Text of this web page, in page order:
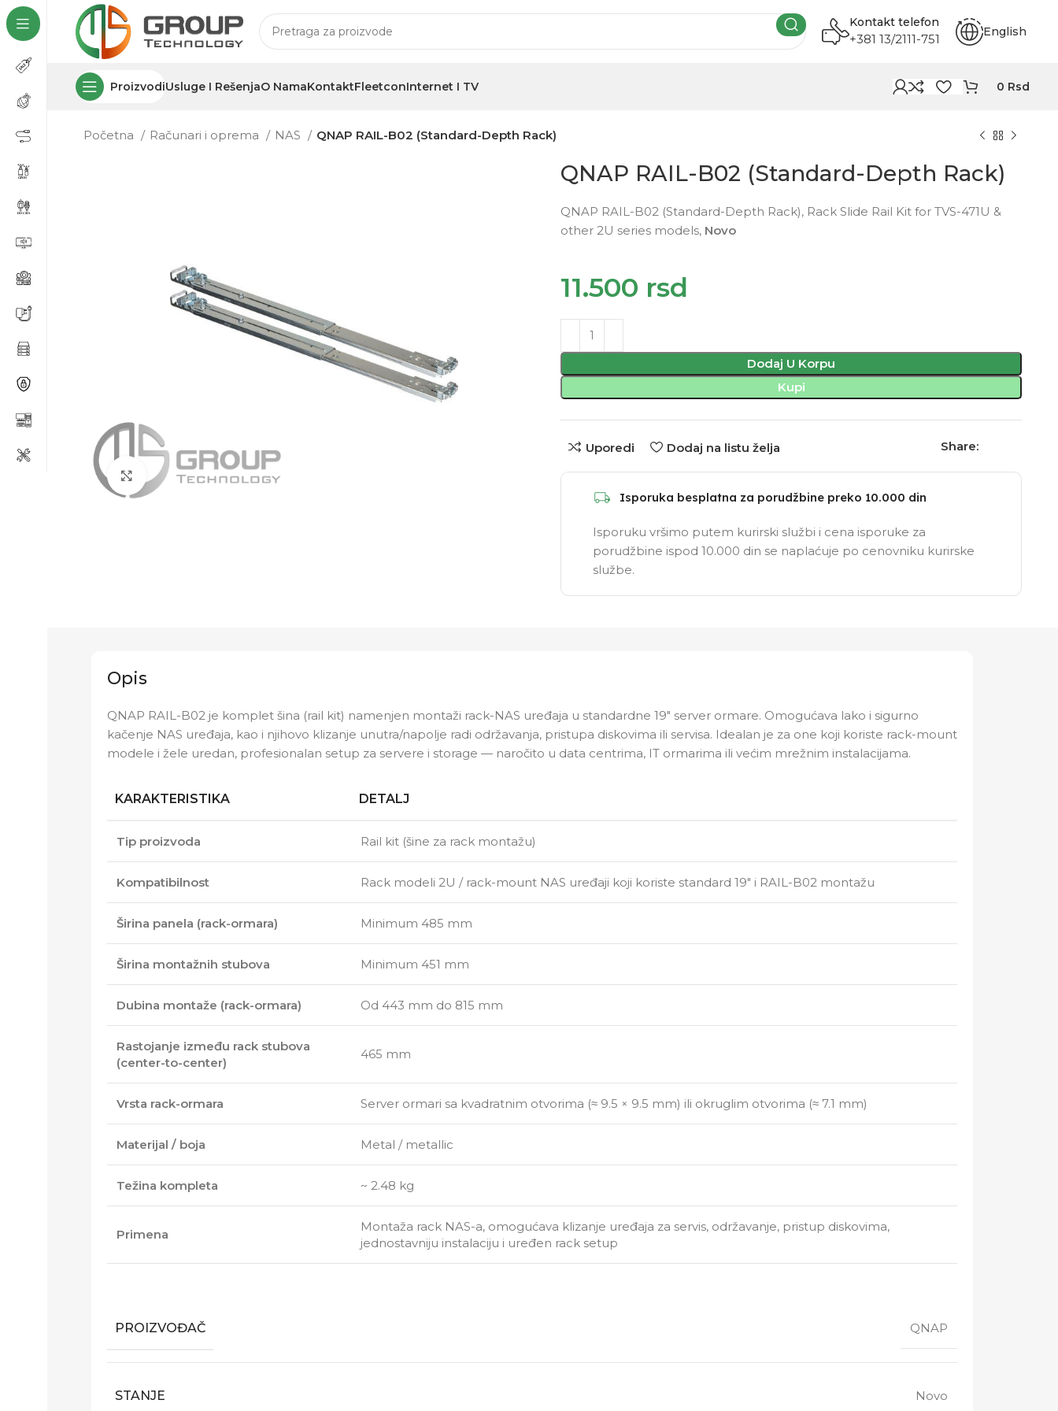
Kontakt telefon
+381 13/2111-751 English
ProizvodiUsluge I RešenjaO NamaKontaktFleetconInternet I TV 0 Rsd
Početna Računari i oprema NAS QNAP RAIL-B02 (Standard-Depth Rack)
Click to enlarge
QNAP RAIL-B02 (Standard-Depth Rack)
QNAP RAIL-B02 (Standard-Depth Rack), Rack Slide Rail Kit for TVS-471U &
other 2U series models, Novo
11.500 rsd
Dodaj U Korpu
Kupi
Uporedi Dodaj na listu želja Share:
Isporuka besplatna za porudžbine preko 10.000 din
Isporuku vršimo putem kurirski službi i cena isporuke za
porudžbine ispod 10.000 din se naplaćuje po cenovniku kurirske
službe.
Opis
QNAP RAIL-B02 je komplet šina (rail kit) namenjen montaži rack-NAS uređaja u standardne 19″ server ormare. Omogućava lako i sigurno
kačenje NAS uređaja, kao i njihovo klizanje unutra/napolje radi održavanja, pristupa diskovima ili servisa. Idealan je za one koji koriste rack-mount
modele i žele uredan, profesionalan setup za servere i storage — naročito u data centrima, IT ormarima ili većim mrežnim instalacijama.
KARAKTERISTIKA DETALJ
Tip proizvoda Rail kit (šine za rack montažu)
Kompatibilnost Rack modeli 2U / rack-mount NAS uređaji koji koriste standard 19″ i RAIL-B02 montažu
Širina panela (rack-ormara) Minimum 485 mm
Širina montažnih stubova Minimum 451 mm
Dubina montaže (rack-ormara) Od 443 mm do 815 mm
Rastojanje između rack stubova
(center-to-center)
465 mm
Vrsta rack-ormara Server ormari sa kvadratnim otvorima (≈ 9.5 × 9.5 mm) ili okruglim otvorima (≈ 7.1 mm)
Materijal / boja Metal / metallic
Težina kompleta ~ 2.48 kg
Primena
Montaža rack NAS-a, omogućava klizanje uređaja za servis, održavanje, pristup diskovima,
jednostavniju instalaciju i uređen rack setup
PROIZVOĐAČ QNAP
STANJE Novo